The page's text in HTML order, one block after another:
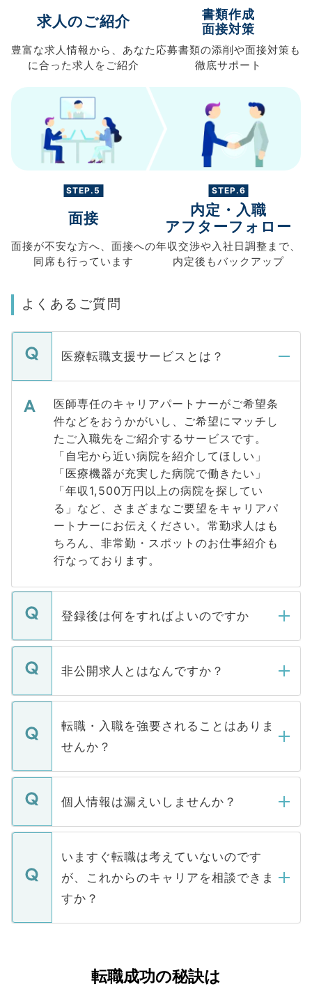
求人のご紹介
豊富な求人情報から、 あなた
に合った求人を ご紹介
書類作成
面接対策
応募書類の添削や面接対策も
徹底サポート
STEP.5
面接
面接が不安な方へ、 面接への
同席も行っています
STEP.6
内定・入職
アフターフォロー
年収交渉や入社日調整まで、
内定後もバックアップ
よくあるご質問
医療転職支援サービスとは？
医師専任のキャリアパートナーがご希望条
件などをおうかがいし、ご希望にマッチし
たご入職先をご紹介するサービスです。
「自宅から近い病院を紹介してほしい」
「医療機器が充実した病院で働きたい」
「年収1,500万円以上の病院を探してい
る」など、さまざまなご要望をキャリアパ
ートナーにお伝えください。常勤求人はも
ちろん、非常勤・スポットのお仕事紹介も
行なっております。
登録後は何をすればよいのですか
ご登録いただきましたら、弊社担当者がご
登録内容を確認し、その後メールもしくは
ます。通常、5営業日以内にはご連絡をせて
いただきますので、しばらくお待ちくださ
非公開求人とはなんですか？
マイナビDOCTORで取り扱っている求人の
うち約3割は、Webサイトからご覧いただ
けない「非公開求人」です。非公開求人は
下記の理由によって、一般には公開してい
ません。
■応募殺到を避けるため 人気のある医療機
関を公にしてしまうと、応募が殺到する場
に、医療機関が求める条件に合った人材の
みを人材紹介会社に依頼するケースが増え
ています。
転職・入職を強要されることはありま
せんか？
転職・入職を強要することは一切ありませ
ん。また、仮に応募先から内定をいただい
定を承諾する必要はありません。内定先へ
の辞退の連絡はキャリアパートナーが行い
個人情報は漏えいしませんか？
個人情報が漏えいすることはありませんの
で、ご安心ください。当サイトからの登録
などで収集したご登録者様の個人情報は、
ご本人のキャリアアップおよび転職活動の
支援を目的に使用いたします。お預かりし
ているすべての個人データはご本人の許可
は、個人情報の取り扱いについての厳密な
いますぐ転職は考えていないのです
が、これからのキャリアを相談できま
すか？
かがいして、現在の医療機関の状況や紹介
経験をまじえながら、適切なアドバイスを
転職成功の秘訣は